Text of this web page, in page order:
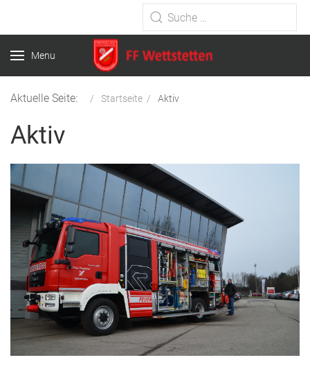
Type 2 or more characters for
results.
Menu
Aktuelle Seite: Startseite Aktiv
Aktiv